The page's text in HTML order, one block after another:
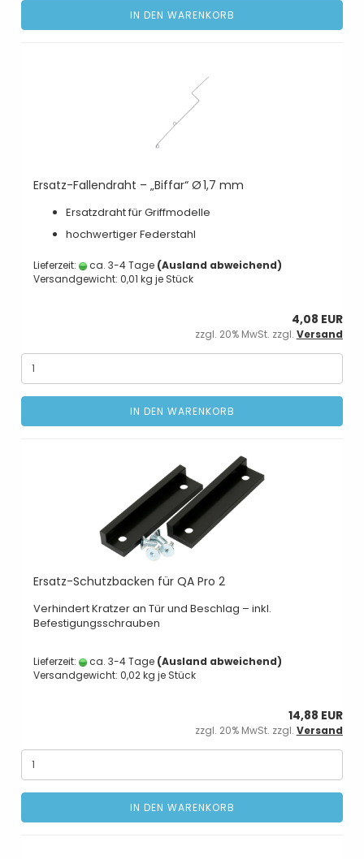
IN DEN WARENKORB
Ersatz-Fallendraht – „Biffar“ Ø 1,7 mm
Ersatzdraht für Griffmodelle
hochwertiger Federstahl
Lieferzeit: ca. 3-4 Tage (Ausland abweichend)
Versandgewicht:0,01 kg je Stück
4,08 EUR
zzgl. 20% MwSt. zzgl. Versand
IN DEN WARENKORB
Ersatz-Schutzbacken für QA Pro 2
Verhindert Kratzer an Tür und Beschlag – inkl.
Befestigungsschrauben
Lieferzeit: ca. 3-4 Tage (Ausland abweichend)
Versandgewicht:0,02kg je Stück
14,88 EUR
zzgl. 20% MwSt. zzgl. Versand
IN DEN WARENKORB